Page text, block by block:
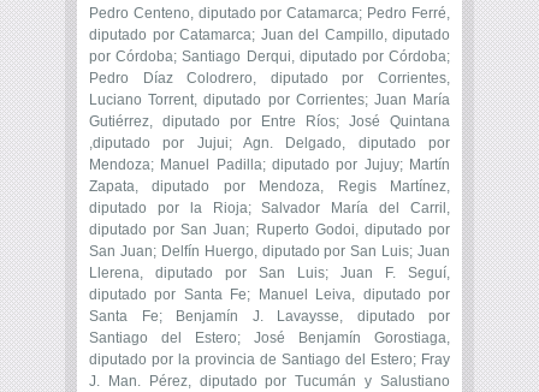
Pedro Centeno, diputado por Catamarca; Pedro Ferré,
diputado por Catamarca; Juan del Campillo, diputado
por Córdoba; Santiago Derqui, diputado por Córdoba;
Pedro Díaz Colodrero, diputado por Corrientes,
Luciano Torrent, diputado por Corrientes; Juan María
Gutiérrez, diputado por Entre Ríos; José Quintana
,diputado por Jujui; Agn. Delgado, diputado por
Mendoza; Manuel Padilla; diputado por Jujuy; Martín
Zapata, diputado por Mendoza, Regis Martínez,
diputado por la Rioja; Salvador María del Carril,
diputado por San Juan; Ruperto Godoi, diputado por
San Juan; Delfín Huergo, diputado por San Luis; Juan
Llerena, diputado por San Luis; Juan F. Seguí,
diputado por Santa Fe; Manuel Leiva, diputado por
Santa Fe; Benjamín J. Lavaysse, diputado por
Santiago del Estero; José Benjamín Gorostiaga,
diputado por la provincia de Santiago del Estero; Fray
J. Man. Pérez, diputado por Tucumán y Salustiano